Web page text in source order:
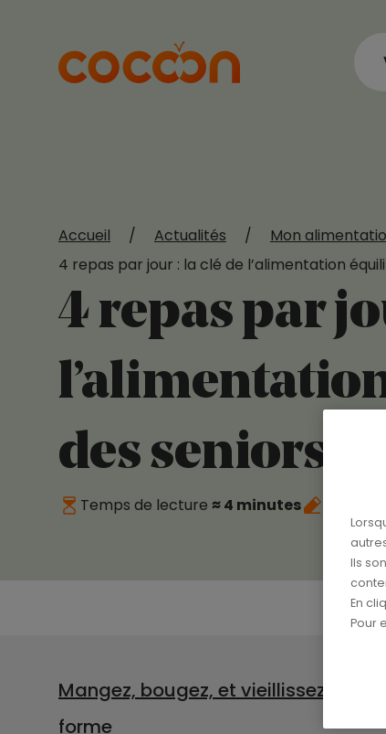
Accueil / Actualités / Mon
4 repas par jour : la clé de l’alimentation
4 repas par
des seniors.
Temps de lecture ≈ 4 minutes
Mangez, bougez, et vieillissez en
forme
Ils
En
Pour